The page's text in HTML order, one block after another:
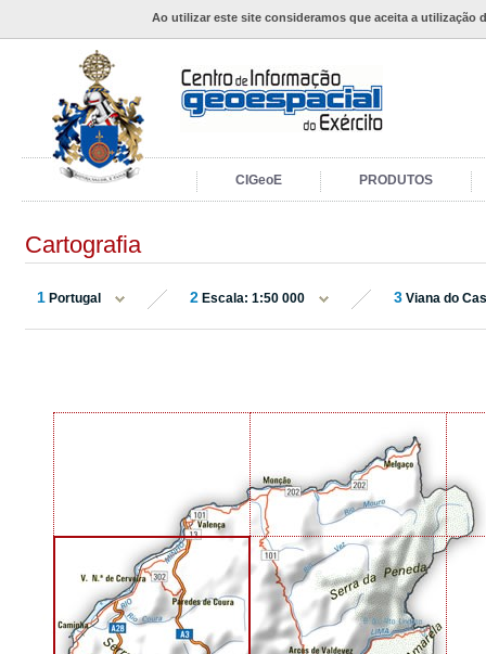
Ao utilizar este site consideramos que aceita a utilização
CIGeoE PRODUTOS
Cartografia
1 Portugal 2 Escala: 1:50 000 3 Viana do